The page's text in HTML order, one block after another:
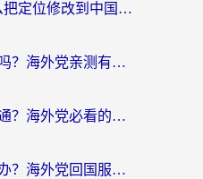
在缅甸用企鹅FM怎么把定位修改到中国国内？海外党解决地域限制的实用指南
咪咕视频国外看不了吗？海外党亲测有效的回国加速解决方案
韩国怎么打不开粤商通？海外党必看的回国加速器选择指南（附加拿大农行俄罗斯有缘网解决方案）
泰国怎么打不开郑好办？海外党回国服务+影音追剧全搞定的实用指南